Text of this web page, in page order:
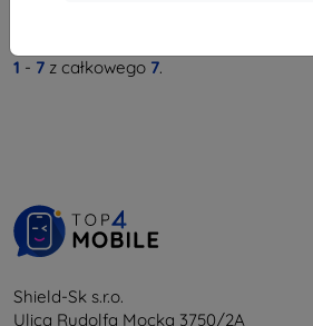
1 - 7 z całkowego 7.
Shield-Sk s.r.o.
Ulica Rudolfa Mocka 3750/2A